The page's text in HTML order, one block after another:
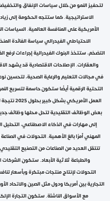
لتحفيز النمو من خلال سياسات الإنفاق
الاستراتيجية. كما ستتجه الحكومة إلى
الأمريكية على المنافسة العالمية.
الاحتياطي الفيدرالي سياسة الفائدة
التضخم، ستتخذ البنوك الفيدرالية إجراءات
والعقارات. الإصلاحات الاقتصادية قد يشهد
في مجالات التعليم والرعاية الصحية، لتحسين
العمل
بعض الوظائف التقليدية لتحل محلها وظائف
إلى مهارات في الذكاء الاصطناعي، التحليل
المهني أمرًا بالغ الأهمية. التحولات في
تنتقل العديد من الصناعات من التصنيع
والطباعة ثلاثية الأبعاد. ستكون
التحولات لإنتاج منتجات مبتكرة وبأسعار
التجارية بين أمريكا ودول مثل الصين والاتحاد
مع الأسواق الناشئة. ستكون التجارة